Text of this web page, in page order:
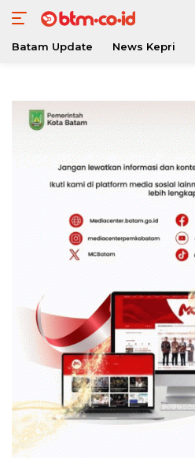
konten
Batam Update News Kepri